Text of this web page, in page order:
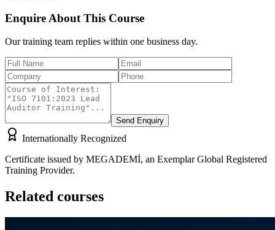
Enquire About This Course
Our training team replies within one business day.
Send Enquiry
Internationally Recognized
Certificate issued by MEGADEMİ, an Exemplar Global Registered
Training Provider.
Related courses